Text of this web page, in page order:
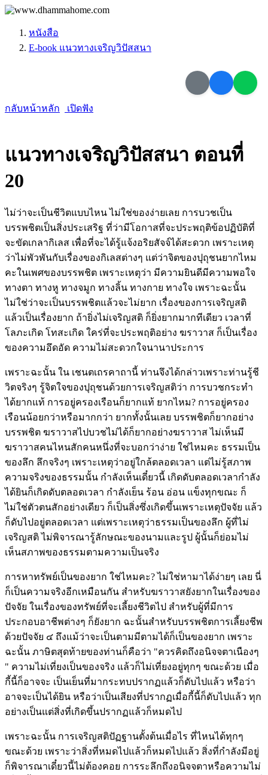
หนังสือ
E-book แนวทางเจริญวิปัสสนา
กลับหน้าหลัก เปิดฟัง
แนวทางเจริญวิปัสสนา ตอนที่
20
ไม่ว่าจะเป็นชีวิตแบบไหน ไม่ใช่ของง่ายเลย การบวชเป็น
บรรพชิตเป็นสิ่งประเสริฐ ที่ว่ามีโอกาสที่จะประพฤติข้อปฏิบัติที่
จะขัดเกลากิเลส เพื่อที่จะได้รู้แจ้งอริยสัจจ์ได้สะดวก เพราะเหตุ
ว่าไม่พัวพันกับเรื่องของกิเลสต่างๆ แต่ว่าจิตของปุถุชนยากไหม
คะในเพศของบรรพชิต เพราะเหตุว่า มีความยินดีมีความพอใจ
ทางตา ทางหู ทางจมูก ทางลิ้น ทางกาย ทางใจ เพราะฉะนั้น
ไม่ใช่ว่าจะเป็นบรรพชิตแล้วจะไม่ยาก เรื่องของการเจริญสติ
แล้วเป็นเรื่องยาก ถ้ายิ่งไม่เจริญสติ ก็ยิ่งยากมากทีเดียว เวลาที่
โลภะเกิด โทสะเกิด ใคร่ที่จะประพฤติอย่าง ฆราวาส ก็เป็นเรื่อง
ของความอึดอัด ความไม่สะดวกใจนานาประการ
เพราะฉะนั้น ใน เชนตเถรคาถานี้ ท่านจึงได้กล่าวเพราะท่านรู้ชี
วิตจริงๆ รู้จิตใจของปุถุชนด้วยการเจริญสติว่า การบวชกระทำ
ได้ยากแท้ การอยู่ครองเรือนก็ยากแท้ ยากไหม? การอยู่ครอง
เรือนน้อยกว่าหรือมากกว่า ยากทั้งนั้นเลย บรรพชิตก็ยากอย่าง
บรรพชิต ฆราวาสไปบวชไม่ได้ก็ยากอย่างฆราวาส ไม่เห็นมี
ฆราวาสคนไหนสักคนหนึ่งที่จะบอกว่าง่าย ใช่ไหมคะ ธรรมเป็น
ของลึก ลึกจริงๆ เพราะเหตุว่าอยู่ใกล้ตลอดเวลา แต่ไม่รู้สภาพ
ความจริงของธรรมนั้น กำลังเห็นเดี๋ยวนี้ เกิดดับตลอดเวลากำลัง
ได้ยินก็เกิดดับตลอดเวลา กำลังเย็น ร้อน อ่อน แข็งทุกขณะ ก็
ไม่ใช่ตัวตนสักอย่างเดียว ก็เป็นสิ่งซึ่งเกิดขึ้นเพราะเหตุปัจจัย แล้ว
ก็ดับไปอยู่ตลอดเวลา แต่เพราะเหตุว่าธรรมเป็นของลึก ผู้ที่ไม่
เจริญสติ ไม่พิจารณารู้ลักษณะของนามและรูป ผู้นั้นก็ย่อมไม่
เห็นสภาพของธรรมตามความเป็นจริง
การหาทรัพย์เป็นของยาก ใช่ไหมคะ? ไม่ใช่หามาได้ง่ายๆ เลย นี่
ก็เป็นความจริงอีกเหมือนกัน สำหรับฆราวาสยังยากในเรื่องของ
ปัจจัย ในเรื่องของทรัพย์ที่จะเลี้ยงชีวิตไป สำหรับผู้ที่มีการ
ประกอบอาชีพต่างๆ ก็ยังยาก ฉะนั้นสำหรับบรรพชิตการเลี้ยงชีพ
ด้วยปัจจัย ๔ ถึงแม้ว่าจะเป็นตามมีตามได้ก็เป็นของยาก เพราะ
ฉะนั้น ภาษิตสุดท้ายของท่านก็คือว่า "ควรคิดถึงอนิจจตาเนืองๆ
" ความไม่เที่ยงเป็นของจริง แล้วก็ไม่เที่ยงอยู่ทุกๆ ขณะด้วย เมื่อ
กี้นี้ก็อาจจะ เป็นเย็นที่มากระทบปรากฏแล้วก็ดับไปแล้ว หรือว่า
อาจจะเป็นได้ยิน หรือว่าเป็นเสียงที่ปรากฏเมื่อกี้นี้ก็ดับไปแล้ว ทุก
อย่างเป็นแต่สิ่งที่เกิดขึ้นปรากฏแล้วก็หมดไป
เพราะฉะนั้น การเจริญสติปัฏฐานตั้งต้นเมื่อไร ที่ไหนได้ทุกๆ
ขณะด้วย เพราะว่าสิ่งที่หมดไปแล้วก็หมดไปแล้ว สิ่งที่กำลังมีอยู่
ก็พิจารณาเดี๋ยวนี้ไม่ต้องคอย การระลึกถึงอนิจจตาหรือความไม่